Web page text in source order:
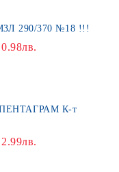
Плик с мехури СМЗЛ 290/370 №18 !!!
0.98лв.
2.99лв.